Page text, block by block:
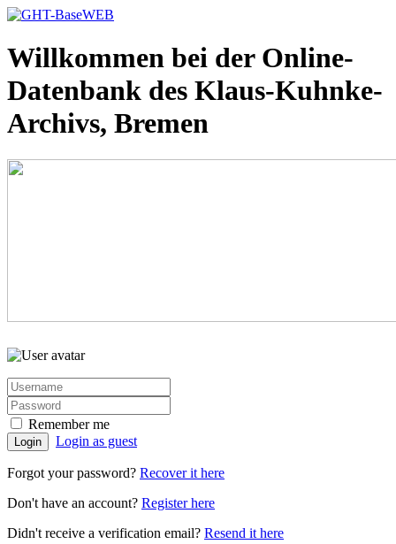
Willkommen bei der Online-
Datenbank des Klaus-Kuhnke-
Archivs, Bremen
Remember me
Login Login as guest
Forgot your password? Recover it here
Don't have an account? Register here
Didn't receive a verification email? Resend it here